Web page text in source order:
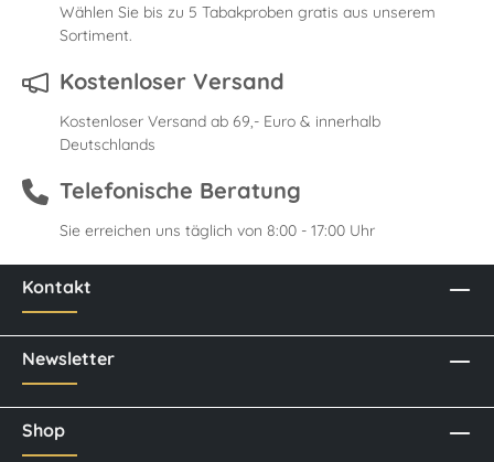
Wählen Sie bis zu 5 Tabakproben gratis aus unserem
Sortiment.
Kostenloser Versand
Kostenloser Versand ab 69,- Euro & innerhalb
Deutschlands
Telefonische Beratung
Sie erreichen uns täglich von 8:00 - 17:00 Uhr
Kontakt
Newsletter
Shop